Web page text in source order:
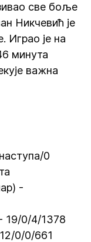
све боље
Никчевић је
Играо је на
минута
важна
0
-
19/0/4/1378
0/0/661